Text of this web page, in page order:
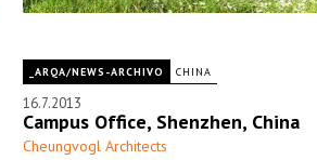
_ARQA/NEWS-ARCHIVO CHINA
16.7.2013
Campus Office, Shenzhen, China
Cheungvogl Architects